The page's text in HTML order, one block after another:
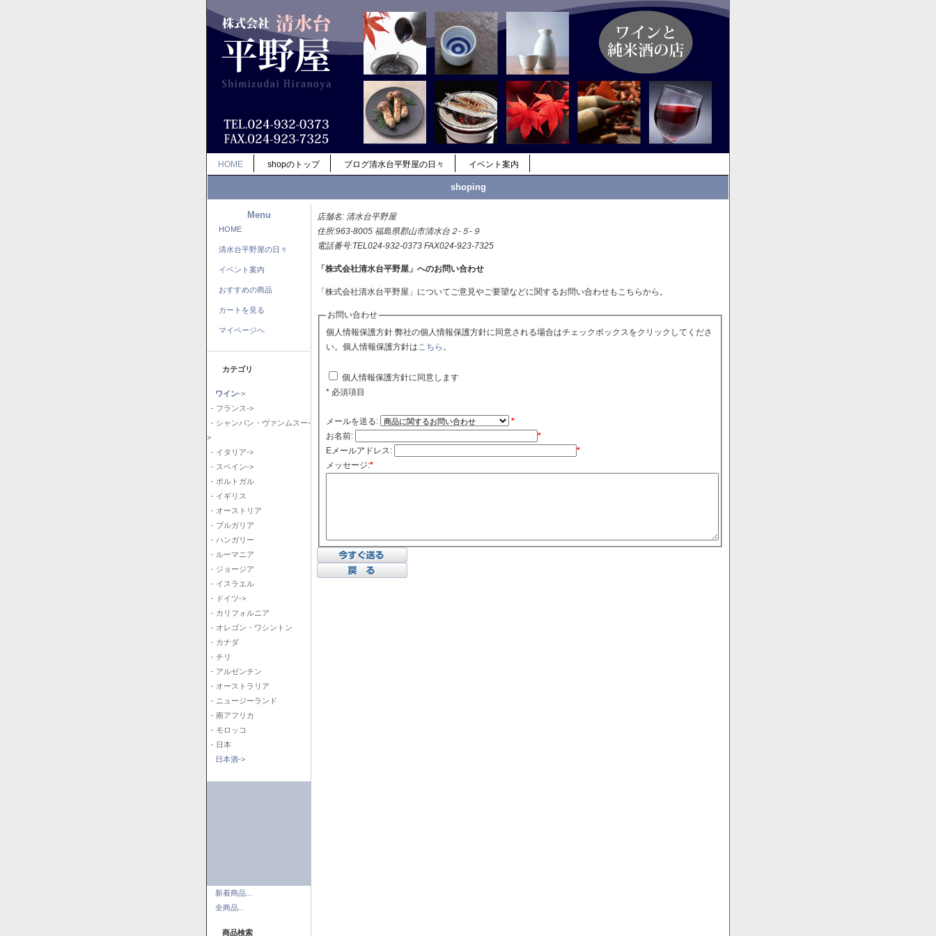
HOME shopのトップ ブログ清水台平野屋の日々 イベント案内
shoping
Menu
HOME
清水台平野屋の日々
イベント案内
おすすめの商品
カートを見る
マイページへ
カテゴリ
ワイン->
- フランス->
- シャンパン・ヴァンムスー-
>
- イタリア->
- スペイン->
- ポルトガル
- イギリス
- オーストリア
- ブルガリア
- ハンガリー
- ルーマニア
- ジョージア
- イスラエル
- ドイツ->
- カリフォルニア
- オレゴン・ワシントン
- カナダ
- チリ
- アルゼンチン
- オーストラリア
- ニュージーランド
- 南アフリカ
- モロッコ
- 日本
日本酒->
新着商品...
全商品...
商品検索
店舗名: 清水台平野屋
住所:963-8005 福島県郡山市清水台２-５-９
電話番号:TEL024-932-0373 FAX024-923-7325
「株式会社清水台平野屋」へのお問い合わせ
「株式会社清水台平野屋」についてご意見やご要望などに関するお問い合わせもこちらから。
お問い合わせ
個人情報保護方針 弊社の個人情報保護方針に同意される場合はチェックボックスをクリックしてくださ
い。個人情報保護方針はこちら 。
個人情報保護方針に同意します
* 必須項目
メールを送る:
*
お名前:
*
Eメールアドレス:
*
メッセージ:*